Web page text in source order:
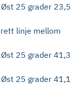
25 grader 23,5
linje mellom
25 grader 41,3
25 grader 41,1